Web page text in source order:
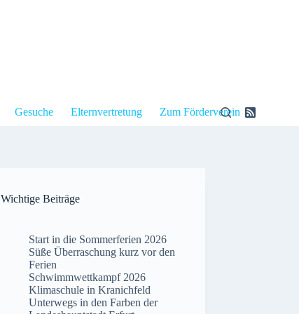
Gesuche Elternvertretung Zum Förderverein
Wichtige Beiträge
Start in die Sommerferien 2026
Süße Überraschung kurz vor den
Ferien
Schwimmwettkampf 2026
Klimaschule in Kranichfeld
Unterwegs in den Farben der